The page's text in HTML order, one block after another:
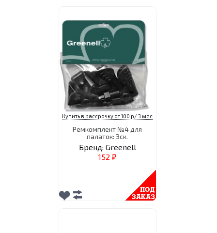
Купить в рассрочку от 100 р/ 3 мес
Ремкомплект №4 для
палаток: Эск.
Бренд: Greenell
152 ₽